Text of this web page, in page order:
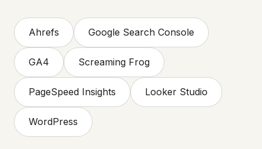
Ahrefs Google Search Console
GA4 Screaming Frog
PageSpeed Insights Looker Studio
WordPress